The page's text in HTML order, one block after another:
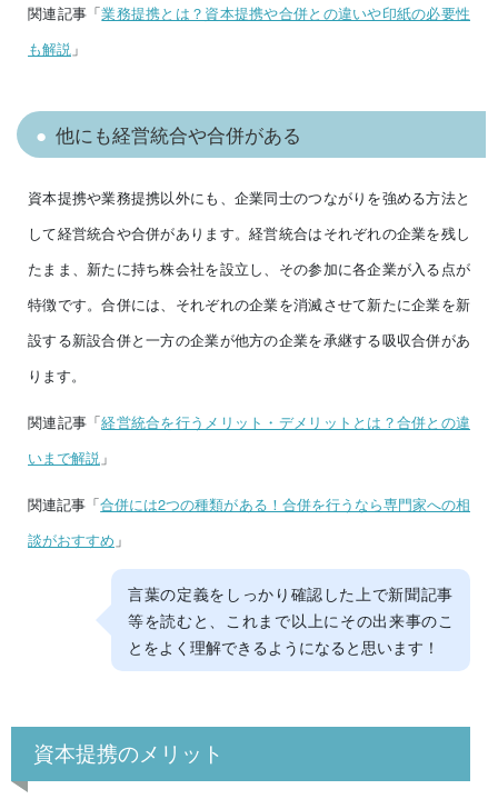
関連記事「業務提携とは？資本提携や合併との違いや印紙の必要性
も解説 」
他にも経営統合や合併がある
資本提携や業務提携以外にも、企業同士のつながりを強める方法と
して経営統合や合併があります。経営統合はそれぞれの企業を残し
たまま、新たに持ち株会社を設立し、その参加に各企業が入る点が
特徴です。合併には、それぞれの企業を消滅させて新たに企業を新
設する新設合併と一方の企業が他方の企業を承継する吸収合併があ
ります。
関連記事「経営統合を行うメリット・デメリットとは？合併との違
いまで解説 」
関連記事「合併には2つの種類がある！合併を行うなら専門家への相
談がおすすめ 」
言葉の定義をしっかり確認した上で新聞記事
等を読むと、これまで以上にその出来事のこ
とをよく理解できるようになると思います！
資本提携のメリット